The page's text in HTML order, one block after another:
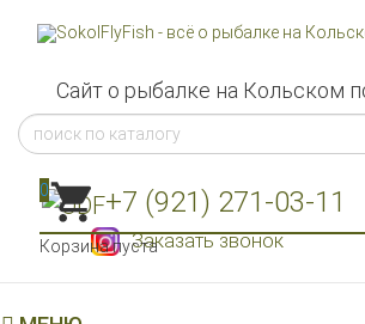
Сайт о рыбалке на Кольском
+7 (921) 271-03-11
Заказать звонок
0
Корзина пуста